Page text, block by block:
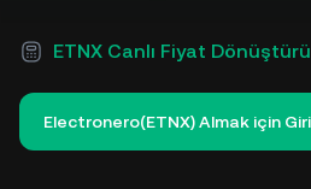
ETNX Canlı Fiyat
Electronero(ETNX) Almak için